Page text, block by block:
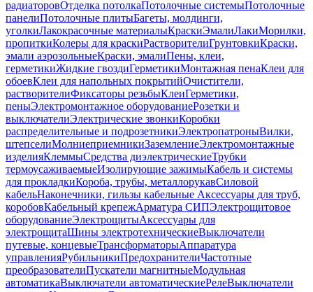
радиаторовОтделка потолкаПотолочные системыПотолочные
панелиПотолочные плитыБагеты, молдинги,
уголкиЛакокрасочные материалыКраскиЭмалиЛакиМорилки,
пропиткиКолеры для краскиРастворителиГрунтовкиКраски,
эмали аэрозольныеКраски, эмалиПены, клеи,
герметикиЖидкие гвоздиГерметикиМонтажная пенаКлеи для
обоевКлеи для напольных покрытийОчистители,
растворителиФиксаторы резьбыКлеиГерметики,
пеныЭлектромонтажное оборудованиеРозетки и
выключателиЭлектрические звонкиКоробки
распределительные и подрозетникиЭлектропатроныВилки,
штепселиМолниеприемникиЗаземлениеЭлектромонтажные
изделияКлеммыСредства диэлектрическиеТрубки
термоусаживаемыеИзолирующие зажимыКабель и системы
для прокладкиКороба, трубы, металлорукавСиловой
кабельНаконечники, гильзы кабельные Аксессуары для труб,
коробовКабельный крепежАрматура СИПЭлектрощитовое
оборудованиеЭлектрощитыАксессуары для
электрощитаШины электротехническиеВыключатели
путевые, концевыеТрансформаторыАппаратура
управленияРубильникиПредохранителиЧастотные
преобразователиПускатели магнитныеМодульная
автоматикаВыключатели автоматическиеРелеВыключатели